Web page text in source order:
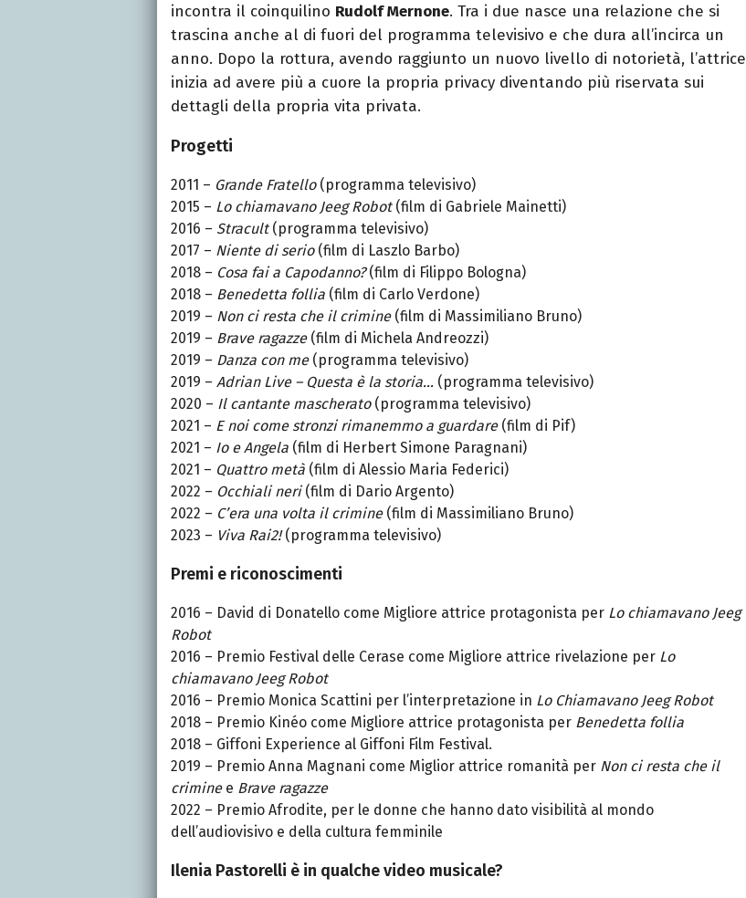
incontra il coinquilino Rudolf Mernone. Tra i due nasce una relazione che si
trascina anche al di fuori del programma televisivo e che dura all’incirca un
anno. Dopo la rottura, avendo raggiunto un nuovo livello di notorietà, l’attrice
inizia ad avere più a cuore la propria privacy diventando più riservata sui
dettagli della propria vita privata.
Progetti
2011 – Grande Fratello(programma televisivo)
2015 – Lo chiamavano Jeeg Robot (film di Gabriele Mainetti)
2016 – Stracult(programma televisivo)
2017 – Niente di serio(film di Laszlo Barbo)
2018 – Cosa fai a Capodanno?(film di Filippo Bologna)
2018 – Benedetta follia (film di Carlo Verdone)
2019 – Non ci resta che il crimine (film di Massimiliano Bruno)
2019 – Brave ragazze (film di Michela Andreozzi)
2019 – Danza con me (programma televisivo)
2019 – Adrian Live – Questa è la storia… (programma televisivo)
2020 – Il cantante mascherato(programma televisivo)
2021 – E noi come stronzi rimanemmo a guardare(film di Pif)
2021 – Io e Angela (film di Herbert Simone Paragnani)
2021 – Quattro metà (film di Alessio Maria Federici)
2022 – Occhiali neri(film di Dario Argento)
2022 – C’era una volta il crimine(film di Massimiliano Bruno)
2023 – Viva Rai2!(programma televisivo)
Premi e riconoscimenti
2016 – David di Donatello come Migliore attrice protagonista per Lo chiamavano Jeeg
Robot
2016 – Premio Festival delle Cerase come Migliore attrice rivelazione per Lo
chiamavano Jeeg Robot
2016 – Premio Monica Scattini per l’interpretazione in Lo Chiamavano Jeeg Robot
2018 – Premio Kinéo come Migliore attrice protagonista per Benedetta follia
2018 – Giffoni Experience al Giffoni Film Festival.
2019 – Premio Anna Magnani come Miglior attrice romanità per Non ci resta che il
crimine e Brave ragazze
2022 – Premio Afrodite, per le donne che hanno dato visibilità al mondo
dell’audiovisivo e della cultura femminile
Ilenia Pastorelli è in qualche video musicale?